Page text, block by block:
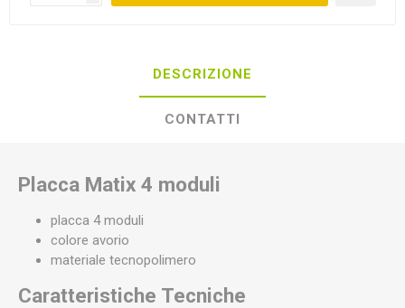
DESCRIZIONE
CONTATTI
Placca Matix 4 moduli
placca 4 moduli
colore avorio
materiale tecnopolimero
Caratteristiche Tecniche